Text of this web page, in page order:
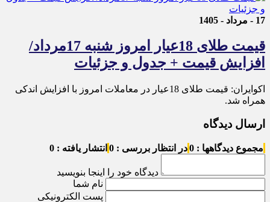
17 - مرداد - 1405
قیمت طلای 18عیار امروز شنبه 17مرداد/
افزایش قیمت + جدول و جزئیات
اکوایران: قیمت طلای 18عیار در معاملات امروز با افزایش اندکی
همراه شد.
ارسال دیدگاه
مجموع دیدگاهها : 0 در انتظار بررسی : 0 انتشار یافته : 0
دیدگاه خود را اینجا بنویسید
نام شما
پست الکترونیکی